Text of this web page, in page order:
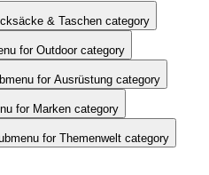
& Taschen category
for Outdoor category
for Ausrüstung category
for Marken category
for Themenwelt category